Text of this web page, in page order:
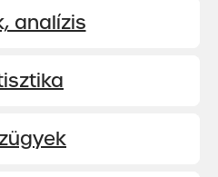
analízis